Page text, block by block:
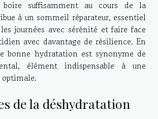
boire suffisamment au cours de la
à un sommeil réparateur, essentiel
journées avec sérénité et faire face
avec davantage de résilience. En
bonne hydratation est synonyme de
élément indispensable à une
de la déshydratation